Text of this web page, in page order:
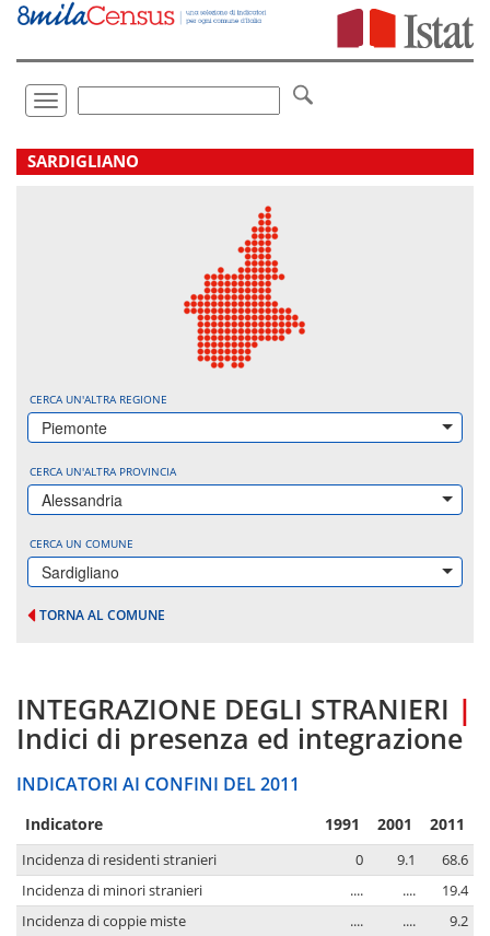
Vai
direttamente
Toggle
navigation
.
SARDIGLIANO
CERCA UN'ALTRA REGIONE
Piemonte
CERCA UN'ALTRA PROVINCIA
Alessandria
CERCA UN COMUNE
Sardigliano
TORNA AL COMUNE
INTEGRAZIONE DEGLI STRANIERI |
Indici di presenza ed integrazione
INDICATORI AI CONFINI DEL 2011
Indicatore 1991 2001 2011
Incidenza di residenti stranieri 0 9.1
68.6
Incidenza di minori stranieri
.... ....
19.4
Incidenza di coppie miste
.... ....
9.2